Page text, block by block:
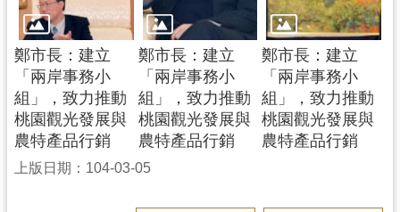
安
全
政
策
政
府
網
站
鄭市長：建立
「兩岸事務小
組」，致力推動
桃園觀光發展與
農特產品行銷
鄭市長：建立
「兩岸事務小
組」，致力推動
桃園觀光發展與
農特產品行銷
鄭市長：建立
「兩岸事務小
組」，致力推動
桃園觀光發展與
農特產品行銷
上版日期：104-03-05